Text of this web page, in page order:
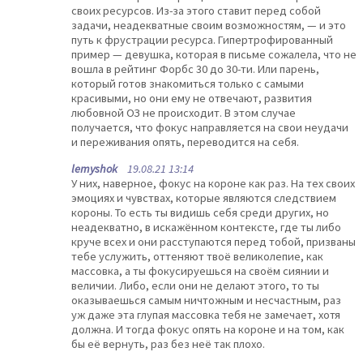
своих ресурсов. Из-за этого ставит перед собой
задачи, неадекватные своим возможностям, — и это
путь к фрустрации ресурса. Гипертрофированный
пример — девушка, которая в письме сожалела, что не
вошла в рейтинг Форбс 30 до 30-ти. Или парень,
который готов знакомиться только с самыми
красивыми, но они ему не отвечают, развития
любовной ОЗ не происходит. В этом случае
получается, что фокус направляется на свои неудачи
и переживания опять, переводится на себя.
lemyshok19.08.21 13:14
У них, наверное, фокус на короне как раз. На тех своих
эмоциях и чувствах, которые являются следствием
короны. То есть ты видишь себя среди других, но
неадекватно, в искажённом контексте, где ты либо
круче всех и они расступаются перед тобой, призваны
тебе услужить, оттеняют твоё великолепие, как
массовка, а ты фокусируешься на своём сиянии и
величии. Либо, если они не делают этого, то ты
оказываешься самым ничтожным и несчастным, раз
уж даже эта глупая массовка тебя не замечает, хотя
должна. И тогда фокус опять на короне и на том, как
бы её вернуть, раз без неё так плохо.